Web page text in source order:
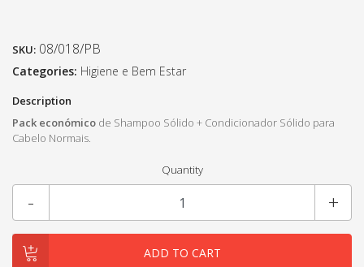
SKU: 08/018/PB
Categories: Higiene e Bem Estar
Description
Pack económico de Shampoo Sólido + Condicionador Sólido para
Cabelo Normais.
Quantity
+
-